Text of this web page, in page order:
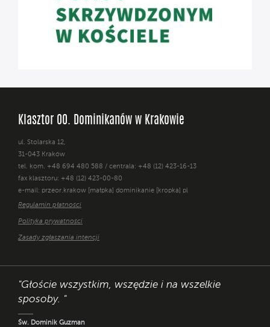
Klasztor OO. Dominikanów w Krakowie
ul. Stolarska 12,
31-043 Kraków
tel. kom. +48 694 480 588 / centrala: +48 (12) 423-16-13
fax klasztoru: +48 (12) 423-00-80
e-mail: przeor.krakow [małpka] dominikanie [kropka] pl
Regulamin płatności
Polityka prywatności
Zasady zgłaszania intencji
"Głoście wszystkim, wszędzie i na wszelkie
sposoby. "
Św. Dominik Guzman